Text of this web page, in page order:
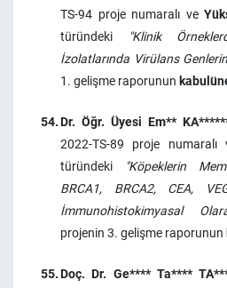
TS-94 proje numaralı ve
türündeki
"Klinik
İzolatlarında Virülans
1. gelişme raporunun
54.Dr. Öğr. Üyesi Em**
2022-TS-89 proje
türündeki
"Köpeklerin
BRCA1, BRCA2, CEA,
İmmunohistokimyasal
projenin 3. gelişme raporunun
55.Doç. Dr. Ge**** Ta****